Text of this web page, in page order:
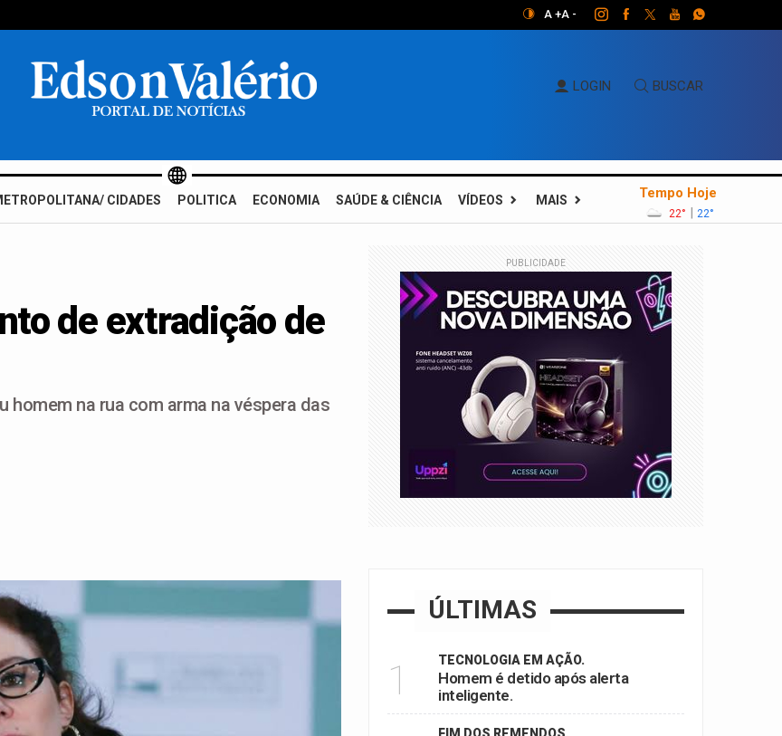
A +A -
LOGIN BUSCAR
CIDADES POLITICA ECONOMIA SAÚDE & CIÊNCIA VÍDEOS MAIS Tempo Hoje
22° | 22°
de extradição de
homem na rua com arma na véspera das
PUBLICIDADE
ÚLTIMAS
1 TECNOLOGIA EM AÇÃO.
Homem é detido após alerta
inteligente.